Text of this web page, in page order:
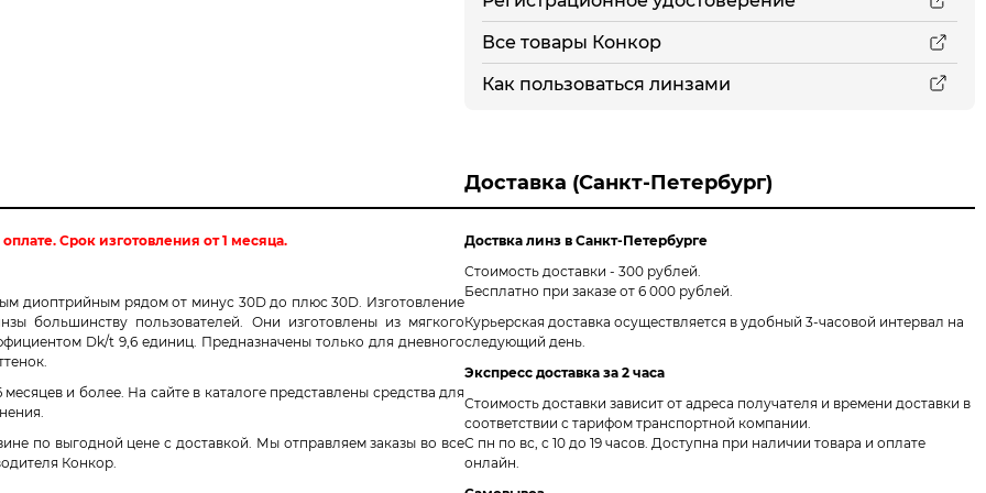
Все товары Конкор
Как пользоваться линзами
Срок изготовления от 1 месяца.
диоптрийным рядом от минус 30D до плюс 30D. Изготовление
большинству пользователей. Они изготовлены из мягкого
Dk/t 9,6 единиц. Предназначены только для дневного
и более. На сайте в каталоге представлены средства для
по выгодной цене с доставкой. Мы отправляем заказы во все
Конкор.
Доставка (Санкт-Петербург)
Доствка линз в Санкт-Петербурге
Стоимость доставки - 300 рублей.
Бесплатно при заказе от 6 000 рублей.
Курьерская доставка осуществляется в удобный 3-часовой интервал на
следующий день.
Экспресс доставка за 2 часа
Стоимость доставки зависит от адреса получателя и времени доставки в
соответствии с тарифом транспортной компании.
С пн по вс, с 10 до 19 часов. Доступна при наличии товара и оплате
онлайн.